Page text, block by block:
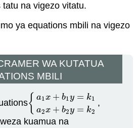
na vigezo vitatu.
ya equations mbili na vigezo
WA KUTATUA
MBILI
{ a1x + b1y = k1
a2x + b2y = k2
{a 1x+ b1 y=k 2x +,
kuamua na